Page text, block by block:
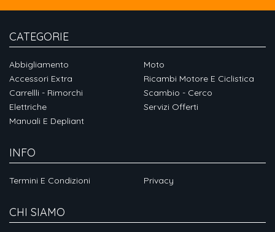
CATEGORIE
Abbigliamento
Accessori Extra
Carrellli - Rimorchi
Elettriche
Manuali E Depliant
Moto
Ricambi Motore E Ciclistica
Scambio - Cerco
Servizi Offerti
INFO
Termini E Condizioni Privacy
CHI SIAMO